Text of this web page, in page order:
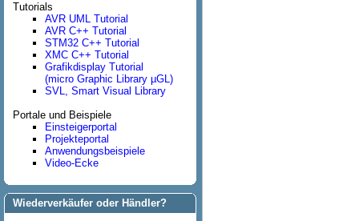
Tutorials
AVR UML Tutorial
AVR C++ Tutorial
STM32 C++ Tutorial
XMC C++ Tutorial
Grafikdisplay Tutorial
(micro Graphic Library µGL)
SVL, Smart Visual Library
Portale und Beispiele
Einsteigerportal
Projekteportal
Anwendungsbeispiele
Video-Ecke
Wiederverkäufer oder Händler?